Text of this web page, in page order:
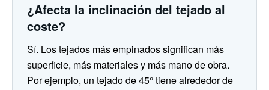
¿Afecta la inclinación del tejado al
coste?
Sí. Los tejados más empinados significan más
superficie, más materiales y más mano de obra.
Por ejemplo, un tejado de 45° tiene alrededor de